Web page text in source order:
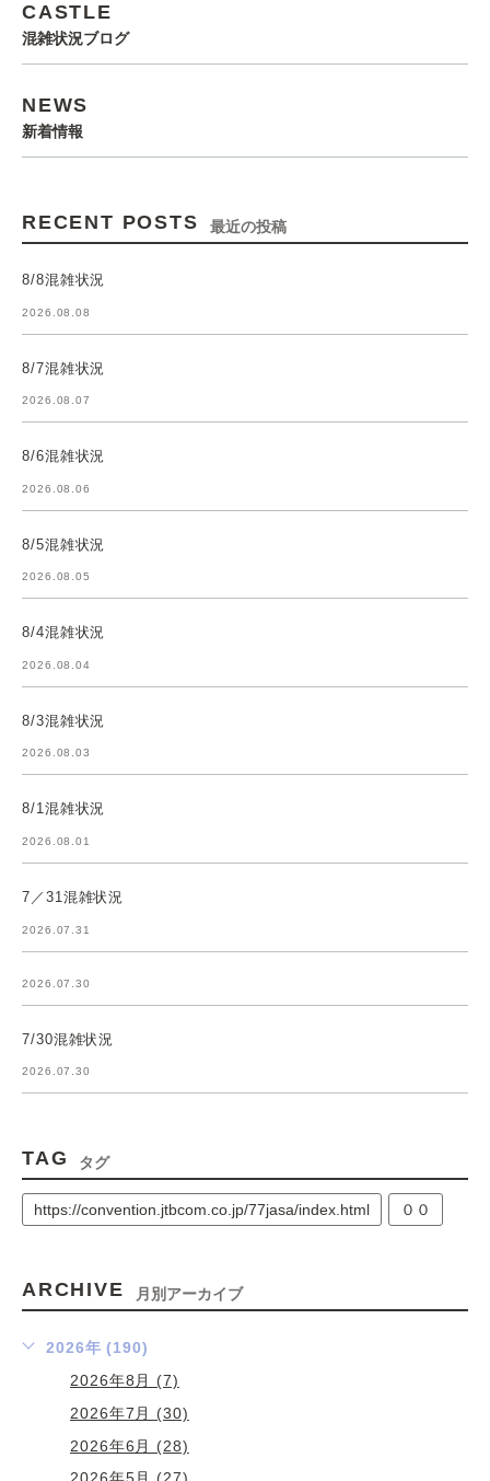
CASTLE
混雑状況ブログ
NEWS
新着情報
RECENT POSTS 最近の投稿
8/8混雑状況
2026.08.08
8/7混雑状況
2026.08.07
8/6混雑状況
2026.08.06
8/5混雑状況
2026.08.05
8/4混雑状況
2026.08.04
8/3混雑状況
2026.08.03
8/1混雑状況
2026.08.01
7／31混雑状況
2026.07.31
2026.07.30
7/30混雑状況
2026.07.30
TAG タグ
https://convention.jtbcom.co.jp/77jasa/index.html ００
ARCHIVE 月別アーカイブ
2026年 (190)
2026年8月 (7)
2026年7月 (30)
2026年6月 (28)